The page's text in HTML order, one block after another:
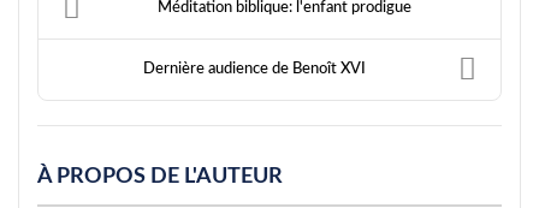
Méditation biblique: l'enfant prodigue
Dernière audience de Benoît XVI
À PROPOS DE L'AUTEUR